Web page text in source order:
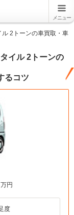
メニュー
2トーンの車買取・車
イル 2トーンの
るコツ
万円
度